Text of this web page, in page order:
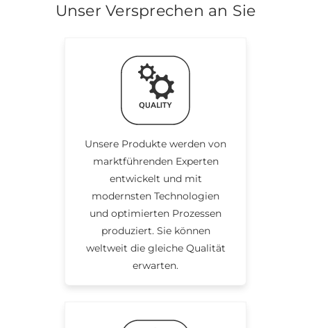
Unser Versprechen an Sie
Unsere Produkte werden von
marktführenden Experten
entwickelt und mit
modernsten Technologien
und optimierten Prozessen
produziert. Sie können
weltweit die gleiche Qualität
erwarten.